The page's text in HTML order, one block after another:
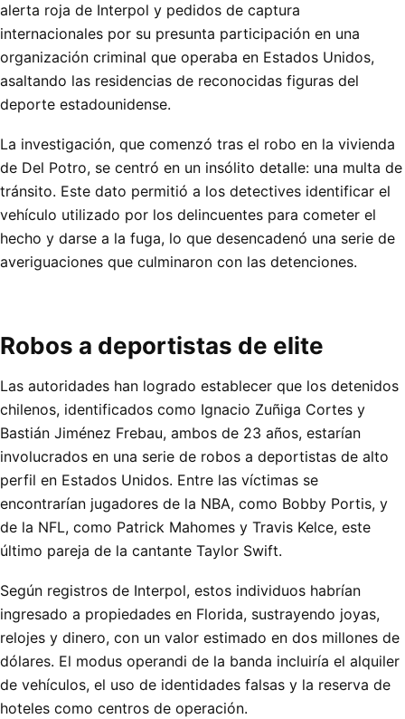
alerta roja de Interpol y pedidos de captura
internacionales por su presunta participación en una
organización criminal que operaba en Estados Unidos,
asaltando las residencias de reconocidas figuras del
deporte estadounidense.
La investigación, que comenzó tras el robo en la vivienda
de Del Potro, se centró en un insólito detalle: una multa de
tránsito. Este dato permitió a los detectives identificar el
vehículo utilizado por los delincuentes para cometer el
hecho y darse a la fuga, lo que desencadenó una serie de
averiguaciones que culminaron con las detenciones.
Robos a deportistas de elite
Las autoridades han logrado establecer que los detenidos
chilenos, identificados como Ignacio Zuñiga Cortes y
Bastián Jiménez Frebau, ambos de 23 años, estarían
involucrados en una serie de robos a deportistas de alto
perfil en Estados Unidos. Entre las víctimas se
encontrarían jugadores de la NBA, como Bobby Portis, y
de la NFL, como Patrick Mahomes y Travis Kelce, este
último pareja de la cantante Taylor Swift.
Según registros de Interpol, estos individuos habrían
ingresado a propiedades en Florida, sustrayendo joyas,
relojes y dinero, con un valor estimado en dos millones de
dólares. El modus operandi de la banda incluiría el alquiler
de vehículos, el uso de identidades falsas y la reserva de
hoteles como centros de operación.